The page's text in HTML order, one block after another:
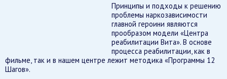
Принципы и подходы к решению
проблемы наркозависимости
главной героини являются
прообразом модели «Центра
реабилитации Вита». В основе
процесса реабилитации, как в
фильме, так и в нашем центре лежит методика «Программы 12
Шагов».